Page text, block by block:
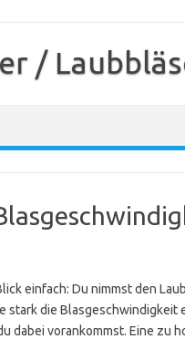
/
einfach: Du nimmst den
stark die
dabei vorankommst. Eine zu